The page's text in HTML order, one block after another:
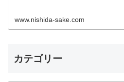
www.nishida-sake.com
カテゴリー